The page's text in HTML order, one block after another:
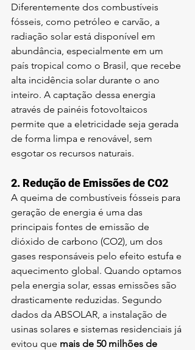
Diferentemente dos combustíveis
fósseis, como petróleo e carvão, a
radiação solar está disponível em
abundância, especialmente em um
país tropical como o Brasil, que recebe
alta incidência solar durante o ano
inteiro. A captação dessa energia
através de painéis fotovoltaicos
permite que a eletricidade seja gerada
de forma limpa e renovável, sem
esgotar os recursos naturais.
2. Redução de Emissões de CO2
A queima de combustíveis fósseis para
geração de energia é uma das
principais fontes de emissão de
dióxido de carbono (CO2), um dos
gases responsáveis pelo efeito estufa e
aquecimento global. Quando optamos
pela energia solar, essas emissões são
drasticamente reduzidas. Segundo
dados da ABSOLAR, a instalação de
usinas solares e sistemas residenciais já
evitou que mais de 50 milhões de